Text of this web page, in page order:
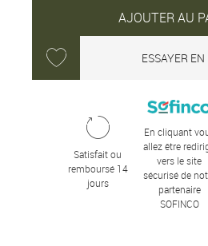
AJOUTER AU
ESSAYER
Satisfait ou
remboursé 14
jours
En cliquant
allez être
vers le site
sécurisé de
partenaire
SOFINCO